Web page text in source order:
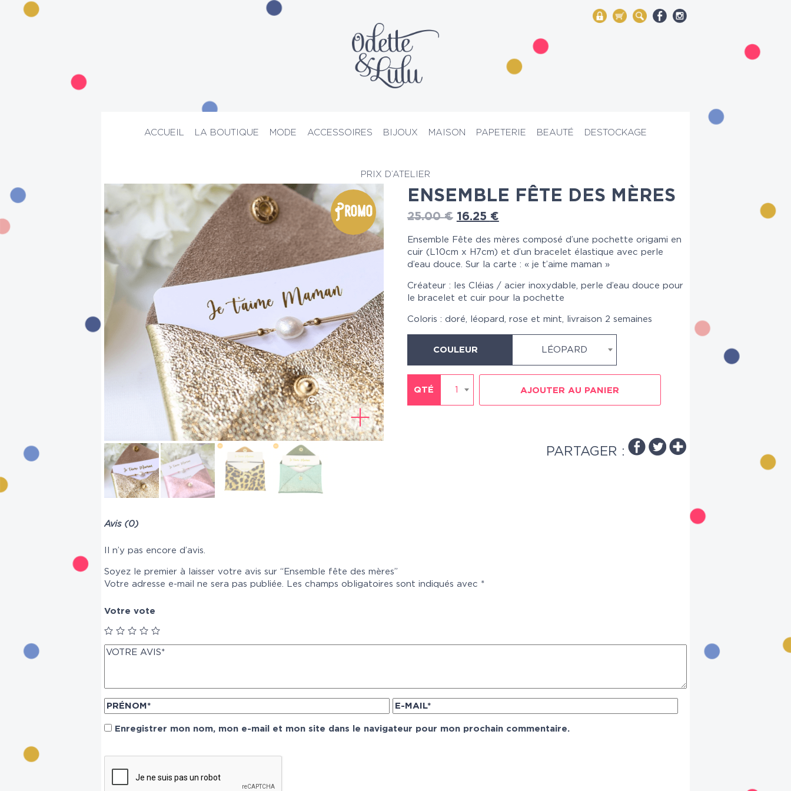
My Account
Mon panier
Rechercher
ACCUEIL LA BOUTIQUE MODE ACCESSOIRES BIJOUX MAISON PAPETERIE BEAUTÉ DESTOCKAGE
PRIX D’ATELIER
Promo
ENSEMBLE FÊTE DES MÈRES
25.00€ 16.25 €
Ensemble Fête des mères composé d’une pochette origami en
cuir (L10cm x H7cm) et d’un bracelet élastique avec perle
d’eau douce. Sur la carte : « je t’aime maman »
Créateur : les Cléias / acier inoxydable, perle d’eau douce pour
le bracelet et cuir pour la pochette
Coloris : doré, léopard, rose et mint, livraison 2 semaines
COULEUR LÉOPARD
QTÉ 1 AJOUTER AU PANIER
PARTAGER :
Avis (0)
Il n’y pas encore d’avis.
Soyez le premier à laisser votre avis sur “Ensemble fête des mères”
Votre adresse e-mail ne sera pas publiée.
Les champs obligatoires sont indiqués avec *
Votre vote
Enregistrer mon nom, mon e-mail et mon site dans le navigateur pour mon prochain commentaire.